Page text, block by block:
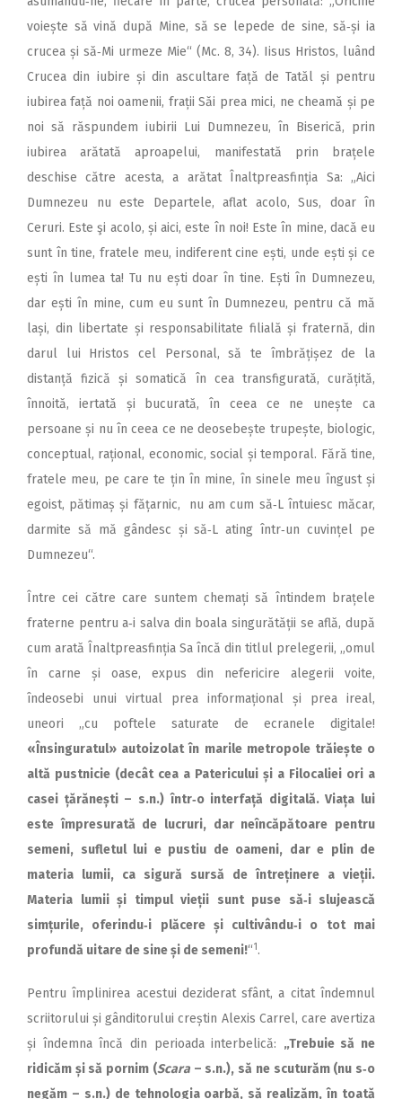
voiește să vină după Mine, să se lepede de sine, să‑și ia
crucea și să‑Mi urmeze Mie“ (Mc. 8, 34). Iisus Hristos, luând
Crucea din iubire și din ascultare față de Tatăl și pentru
iubirea față noi oamenii, frații Săi prea mici, ne cheamă și pe
noi să răspundem iubirii Lui Dumnezeu, în Biserică, prin
iubirea arătată aproapelui, manifestată prin brațele
deschise către acesta, a arătat Înaltpreasfinția Sa: „Aici
Dumnezeu nu este Departele, aflat acolo, Sus, doar în
Ceruri. Este şi acolo, și aici, este în noi! Este în mine, dacă eu
sunt în tine, fratele meu, indiferent cine ești, unde ești și ce
ești în lumea ta! Tu nu ești doar în tine. Ești în Dumnezeu,
dar ești în mine, cum eu sunt în Dumnezeu, pentru că mă
lași, din libertate și responsabilitate filială și fraternă, din
darul lui Hristos cel Personal, să te îmbrățișez de la
distanță fizică și somatică în cea transfigurată, curățită,
înnoită, iertată și bucurată, în ceea ce ne unește ca
persoane și nu în ceea ce ne deosebește trupește, biologic,
conceptual, rațional, economic, social și temporal. Fără tine,
fratele meu, pe care te țin în mine, în sinele meu îngust și
egoist, pătimaș și fățarnic, nu am cum să‑L întuiesc măcar,
darmite să mă gândesc și să‑L ating într‑un cuvințel pe
Dumnezeu“.
Între cei către care suntem chemați să întindem brațele
fraterne pentru a‑i salva din boala singurătății se află, după
cum arată Înaltpreasfinția Sa încă din titlul prelegerii, „omul
în carne și oase, expus din nefericire alegerii voite,
îndeosebi unui virtual prea informațional și prea ireal,
uneori „cu poftele saturate de ecranele digitale!
«Însinguratul» autoizolat în marile metropole trăiește o
altă pustnicie (decât cea a Patericului și a Filocaliei ori a
casei țărănești – s.n.) într‑o interfață digitală. Viața lui
este împresurată de lucruri, dar neîncăpătoare pentru
semeni, sufletul lui e pustiu de oameni, dar e plin de
materia lumii, ca sigură sursă de întreținere a vieții.
Materia lumii și timpul vieții sunt puse să‑i slujească
simțurile, oferindu‑i plăcere și cultivându‑i o tot mai
profundă uitare de sine și de semeni!“1.
Pentru împlinirea acestui deziderat sfânt, a citat îndemnul
scriitorului și gânditorului creștin Alexis Carrel, care avertiza
și îndemna încă din perioada interbelică: „Trebuie să ne
ridicăm și să pornim (Scara – s.n.), să ne scuturăm (nu s‑o
negăm – s.n.) de tehnologia oarbă, să realizăm, în toată